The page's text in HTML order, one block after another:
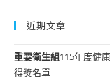
近期文章
重要衛生組115年度健
得獎名單